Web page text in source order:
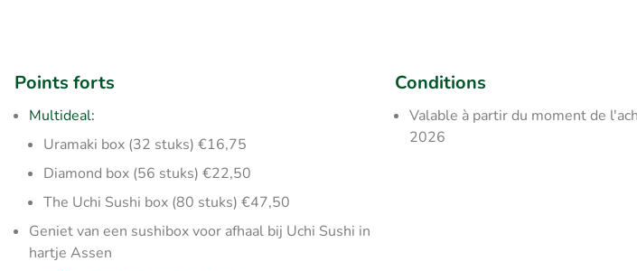
Points forts
Multideal:
Uramaki box (32 stuks) €16,75
Diamond box (56 stuks) €22,50
The Uchi Sushi box (80 stuks) €47,50
Geniet van een sushibox voor afhaal bij Uchi Sushi in
hartje Assen
Conditions
Valable à partir du moment de
2026